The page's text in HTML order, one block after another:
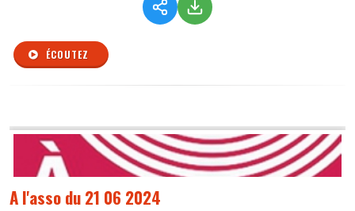
ÉCOUTEZ
A l'asso du 21 06 2024